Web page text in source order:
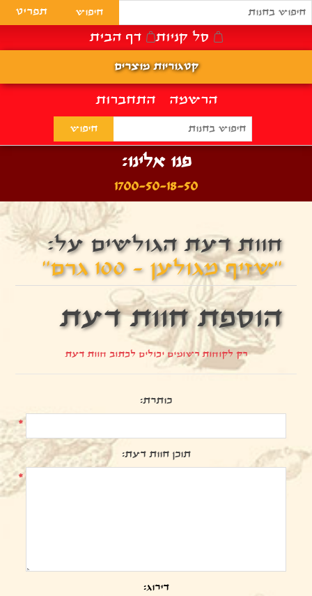
הרשמה התחברות
סל קניות דף הבית
פנו אלינו:
1700-50-18-50
חוות דעת הגולשים על:
שזיף מגולען - 100 גרם
הוספת חוות דעת
רק לקוחות רשומים יכולים לכתוב חוות דעת
כותרת:
*
תוכן חוות דעת:
*
דירוג:
תפריט
קטגוריות מוצרים